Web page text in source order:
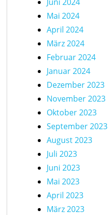
Mai 2024
April 2024
März 2024
Februar 2024
Januar 2024
Dezember 2023
November 2023
Oktober 2023
September 2023
August 2023
Juli 2023
Juni 2023
Mai 2023
April 2023
März 2023